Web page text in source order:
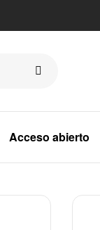
Acceso abierto